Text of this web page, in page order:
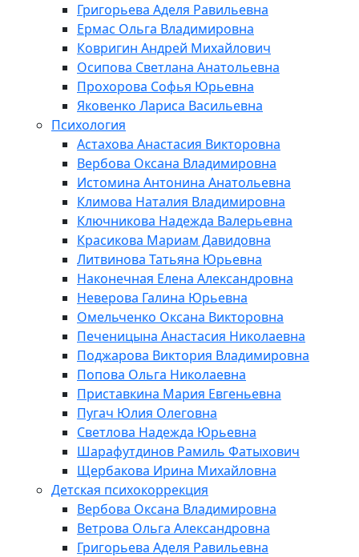
Григорьева Аделя Равильевна
Ермас Ольга Владимировна
Ковригин Андрей Михайлович
Осипова Светлана Анатольевна
Прохорова Софья Юрьевна
Яковенко Лариса Васильевна
Психология
Астахова Анастасия Викторовна
Вербова Оксана Владимировна
Истомина Антонина Анатольевна
Климова Наталия Владимировна
Ключникова Надежда Валерьевна
Красикова Мариам Давидовна
Литвинова Татьяна Юрьевна
Наконечная Елена Александровна
Неверова Галина Юрьевна
Омельченко Оксана Викторовна
Печеницына Анастасия Николаевна
Поджарова Виктория Владимировна
Попова Ольга Николаевна
Приставкина Мария Евгеньевна
Пугач Юлия Олеговна
Светлова Надежда Юрьевна
Шарафутдинов Рамиль Фатыхович
Щербакова Ирина Михайловна
Детская психокоррекция
Вербова Оксана Владимировна
Ветрова Ольга Александровна
Григорьева Аделя Равильевна